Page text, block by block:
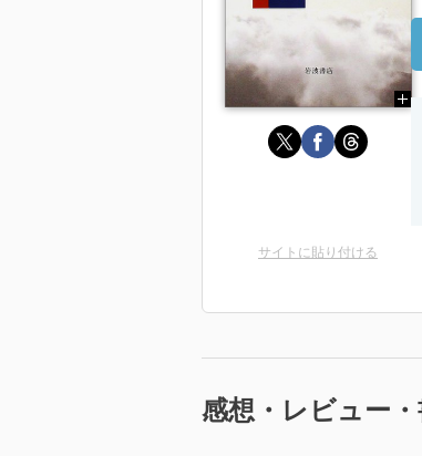
サイトに貼り付ける
感想・レビュー